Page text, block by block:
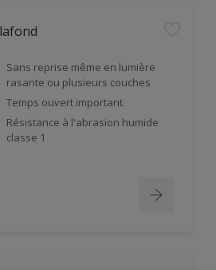
Sans reprise même en lumière
rasante ou plusieurs couches
Temps ouvert important.
Résistance à l'abrasion humide
classe 1